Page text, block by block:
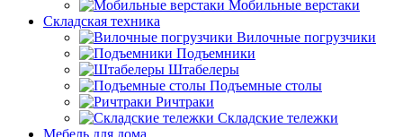
Мобильные верстаки
Складская техника
Вилочные погрузчики
Подъемники
Штабелеры
Подъемные столы
Ричтраки
Складские тележки
Мебель для дома